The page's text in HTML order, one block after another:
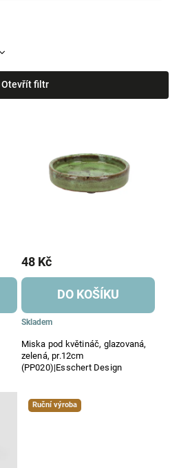
Otevřít filtr
Miska pod květináč, glazovaná,
zelená, pr.12cm
(PP020)|Esschert Design
Skladem
48 Kč
DO KOŠÍKU
Ruční výroba